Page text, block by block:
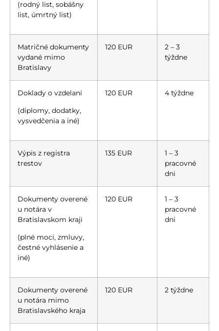
(rodný list, sobášny
list, úmrtný list)
Matričné dokumenty
vydané mimo
Bratislavy
120 EUR
2 – 3
týždne
Doklady o vzdelaní
(diplomy, dodatky,
vysvedčenia a iné)
120 EUR 4 týždne
Výpis z registra
trestov
135 EUR
1 – 3
pracovné
dni
Dokumenty overené
u notára v
Bratislavskom kraji
(plné moci, zmluvy,
čestné vyhlásenie a
iné)
120 EUR
1 – 3
pracovné
dni
Dokumenty overené
u notára mimo
Bratislavského kraja
120 EUR 2 týždne